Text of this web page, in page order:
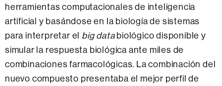
herramientas computacionales de inteligencia
artificial y basándose en la biología de sistemas
para interpretar el big databiológico disponible y
simular la respuesta biológica ante miles de
combinaciones farmacológicas. La combinación del
nuevo compuesto presentaba el mejor perfil de